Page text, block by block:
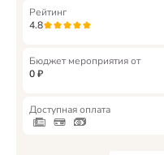
Рейтинг
4.8
Бюджет мероприятия от
0₽
Доступная оплата